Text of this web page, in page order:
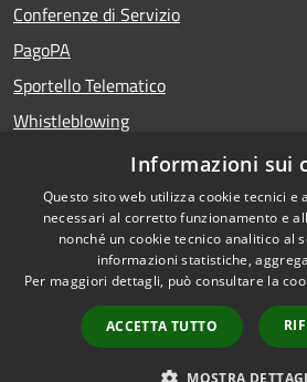
Conferenze di Servizio
PagoPA
Sportello Telematico
Whistleblowing
Teatro del Fuoco
Portale Storico della Provincia di Foggia
RSS
Accessibility
Informazioni sui
Questo sito web utilizza cookie tecnici
necessari al corretto funzionamento e
nonché un cookie tecnico analitico al
informazioni statistiche,
Per maggiori dettagli, può consultare la
ACCETTA TUTTO
MOSTRA